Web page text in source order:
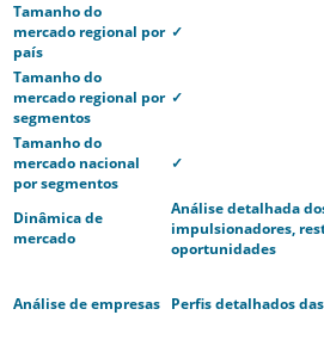
Tamanho do
mercado regional por
país
✓
Tamanho do
mercado regional por
segmentos
✓
Tamanho do
mercado nacional
por segmentos
✓
Dinâmica de
mercado
Análise detalhada
impulsionadores,
oportunidades
Análise de empresas Perfis detalhados